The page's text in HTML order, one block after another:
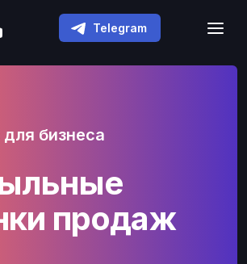
Telegram
бизнеса
продаж